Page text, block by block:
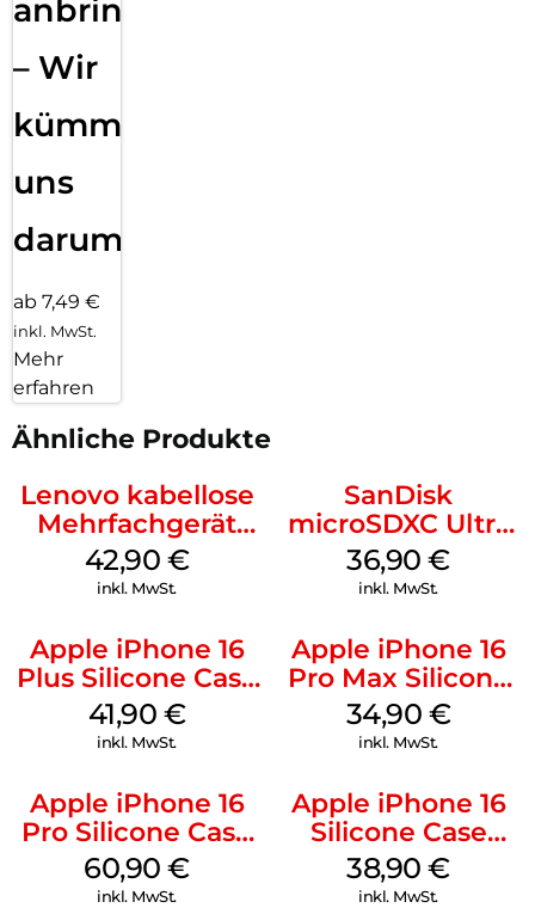
anbringen
– Wir
kümmern
uns
darum!
ab 7,49 €
inkl. MwSt.
Mehr
erfahren
Ähnliche Produkte
Lenovo kabellose
Mehrfachgerät
Luna Grey
42,90 €
inkl. MwSt.
SanDisk
microSDXC Ultra
128 GB + Adapter
Mobile
36,90€
inkl. MwSt.
Apple iPhone 16
Plus Silicone Case
MagSafe Stone
Gray
41,90 €
inkl. MwSt.
Apple iPhone 16
Pro Max Silicone
Case MagSafe
Denim
34,90 €
inkl. MwSt.
Apple iPhone 16
Pro Silicone Case
MagSafe Stone
Gray
60,90€
inkl. MwSt.
Apple iPhone 16
Silicone Case
MagSafe
Ultramarine
38,90€
inkl. MwSt.